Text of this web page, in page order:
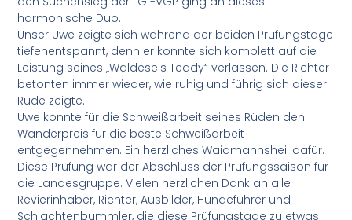
harmonische Duo.
Unser Uwe zeigte sich während der beiden Prüfungstage
tiefenentspannt, denn er konnte sich komplett auf die
Leistung seines „Waldesels Teddy“ verlassen. Die Richter
betonten immer wieder, wie ruhig und führig sich dieser
Rüde zeigte.
Uwe konnte für die Schweißarbeit seines Rüden den
Wanderpreis für die beste Schweißarbeit
entgegennehmen. Ein herzliches Waidmannsheil dafür.
Diese Prüfung war der Abschluss der Prüfungssaison für
die Landesgruppe. Vielen herzlichen Dank an alle
Revierinhaber, Richter, Ausbilder, Hundeführer und
Schlachtenbummler, die diese Prüfungstage zu etwas